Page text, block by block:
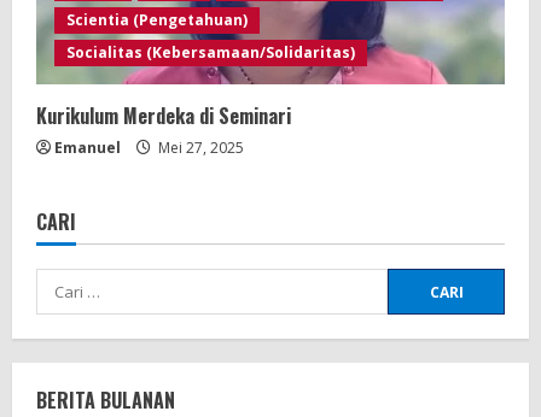
Scientia (Pengetahuan)
Socialitas (Kebersamaan/Solidaritas)
Kurikulum Merdeka di Seminari
Emanuel Mei 27, 2025
CARI
Cari
untuk:
BERITA BULANAN